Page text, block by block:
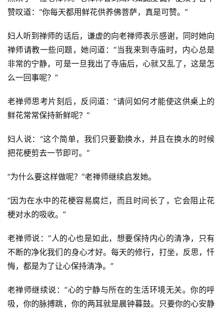
赞叹道：“你每天都用鲜花供养佛菩萨，真是可赞。”
妇人听到禅师的话后，谦虚的向老禅师表示感谢，同时她向
禅师请教一些问题，她问道：“当我来到寺庙时，内心总是
非常的宁静，可是一旦我出了寺庙后，心就又乱了，这是怎
么一回事呢？”
老禅师思考片刻后，反问道：“请问如何才能使这供桌上的
鲜花常常保持新鲜呢？”
妇人说：“这个简单，我们只要勤换水，并且在换水的时候
把花梗剪去一节即可。”
“为什么要这样做呢？”老禅师继续启发她。
“因为在水中的花梗容易腐烂，而且时间长了，它会阻止花
梗对水的吸收。”
老禅师说：“人的心也是如此，想要保持内心的清净，只有
不断的净化我们的身心才好。每天的修行，打坐，反思，忏
悔，都是为了让心保持清净。”
老禅师继续说：“心的宁静与所在的生活环境无关。你的呼
吸，你的脉搏跳，你的两耳就是晨钟暮鼓。只要你的心安静